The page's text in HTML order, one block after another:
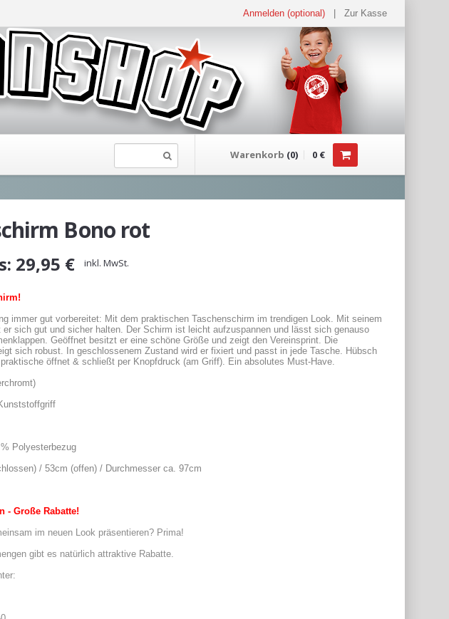
Anmelden (optional) Zur Kasse
Warenkorb (0) 0 €
Bono rot
29,95 € inkl. MwSt.
immer gut vorbereitet: Mit dem praktischen Taschenschirm im trendigen Look. Mit seinem
sich gut und sicher halten. Der Schirm ist leicht aufzuspannen und lässt sich genauso
Geöffnet besitzt er eine schöne Größe und zeigt den Vereinsprint. Die
sich robust. In geschlossenem Zustand wird er fixiert und passt in jede Tasche. Hübsch
öffnet & schließt per Knopfdruck (am Griff). Ein absolutes Must-Have.
Polyesterbezug
/ 53cm (offen) / Durchmesser ca. 97cm
- Große Rabatte!
im neuen Look präsentieren? Prima!
gibt es natürlich attraktive Rabatte.